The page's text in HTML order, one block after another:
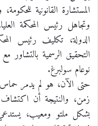
المستشارة القانونية
وتجاهل رئيس المحكمة
الدولة، تكليف رئيس
التحقيق الرسمية بالتشاور
نوعام سولبرغ.
حتى الآن، هو لم يدمر
بشكل ملتو ومعيب،